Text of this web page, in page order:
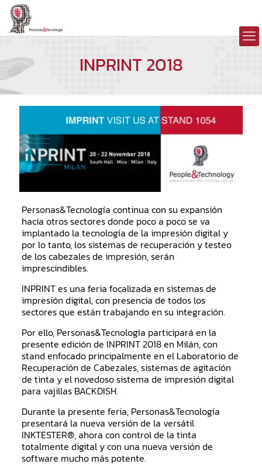
INPRINT 2018
Personas&Tecnología continua con su expansión
hacia otros sectores donde poco a poco se va
implantado la tecnología de la impresión digital y
por lo tanto, los sistemas de recuperación y testeo
de los cabezales de impresión, serán
imprescindibles.
INPRINT es una feria focalizada en sistemas de
impresión digital, con presencia de todos los
sectores que están trabajando en su integración.
Por ello, Personas&Tecnología participará en la
presente edición de INPRINT 2018 en Milán, con
stand enfocado principalmente en el Laboratorio de
Recuperación de Cabezales, sistemas de agitación
de tinta y el novedoso sistema de impresión digital
para vajillas BACKDISH.
Durante la presente feria, Personas&Tecnología
presentará la nueva versión de la versátil
INKTESTER®, ahora con control de la tinta
totalmente digital y con una nueva versión de
software mucho más potente.